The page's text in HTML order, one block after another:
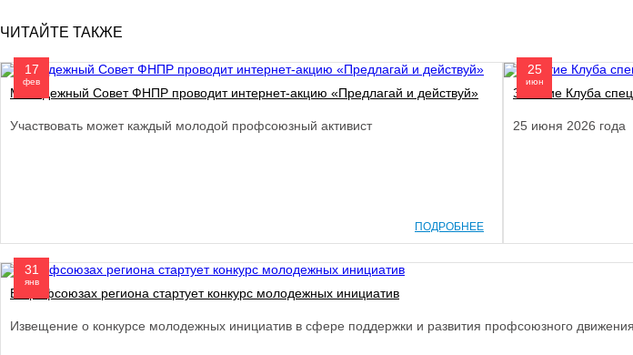
ЧИТАЙТЕ ТАКЖЕ
17
фев
Молодежный Совет ФНПР проводит интернет-акцию «Предлагай и действуй»
Участвовать может каждый молодой профсоюзный активист
ПОДРОБНЕЕ
25
июн
Занятие Клуба
25 июня 2026 года
31
янв
В профсоюзах региона стартует конкурс молодежных инициатив
Извещение о конкурсе молодежных инициатив в сфере поддержки и развития профсоюзного